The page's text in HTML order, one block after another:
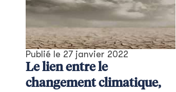
Publié le 27 janvier 2022
Le lien entre le
changement climatique,